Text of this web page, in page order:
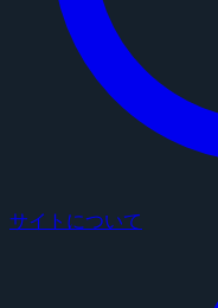
サイトについて